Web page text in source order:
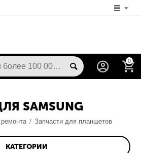
0
SAMSUNG
/ Запчасти для планшетов
КАТЕГОРИИ